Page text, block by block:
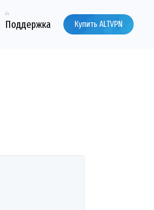
Поддержка Купить ALTVPN